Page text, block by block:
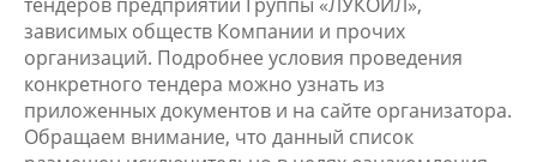
зависимых обществ Компании и прочих
организаций. Подробнее условия проведения
конкретного тендера можно узнать из
приложенных документов и на сайте организатора.
Обращаем внимание, что данный список